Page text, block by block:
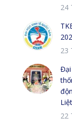
24
23
Đại
22